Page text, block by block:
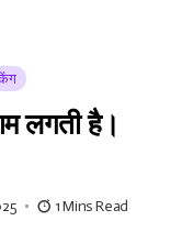
लगती है।
1 Mins Read